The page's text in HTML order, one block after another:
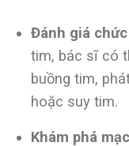
Đánh giá
tim, bác sĩ có
buồng tim,
hoặc suy tim.
Khám phá